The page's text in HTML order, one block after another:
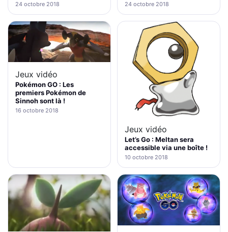
24 octobre 2018 24 octobre 2018
Jeux vidéo
Pokémon GO : Les
premiers Pokémon de
Sinnoh sont là !
16 octobre 2018
Jeux vidéo
Let’s Go : Meltan sera
accessible via une boîte !
10 octobre 2018